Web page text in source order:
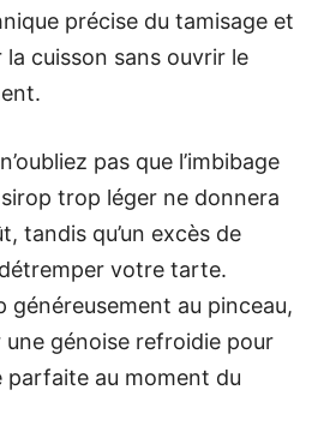
précise du tamisage et
cuisson sans ouvrir le
pas que l’imbibage
trop léger ne donnera
tandis qu’un excès de
votre tarte.
généreusement au pinceau,
une génoise refroidie pour
parfaite au moment du